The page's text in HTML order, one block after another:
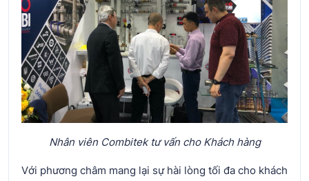
Nhân viên Combitek tư vấn cho Khách hàng
Với phương châm mang lại sự hài lòng tối đa cho khách